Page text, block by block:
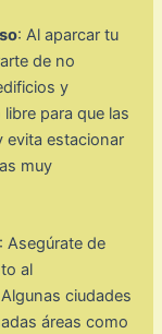
: Al aparcar tu
de no
y
para que las
evita estacionar
muy
: Asegúrate de
al
ciudades
áreas como